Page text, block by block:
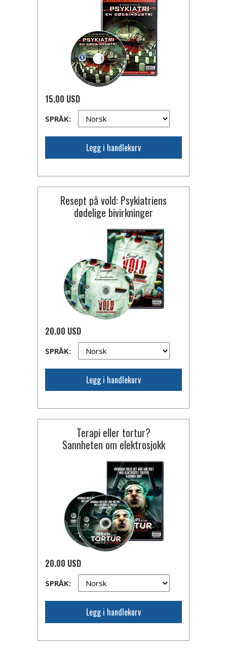
15.00 USD
SPRÅK:
Legg i handlekurv
Resept på vold: Psykiatriens
dødelige bivirkninger
20.00 USD
SPRÅK:
Legg i handlekurv
Terapi eller tortur?
Sannheten om elektrosjokk
20.00 USD
SPRÅK:
Legg i handlekurv